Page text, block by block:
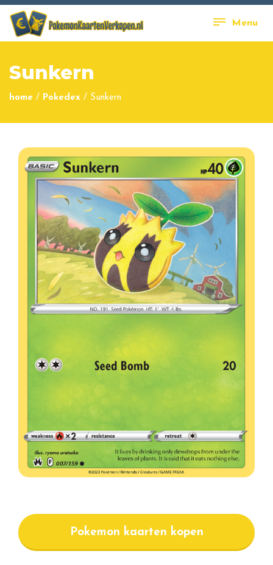
Menu
Sunkern
home / Pokedex / Sunkern
Pokemon kaarten kopen